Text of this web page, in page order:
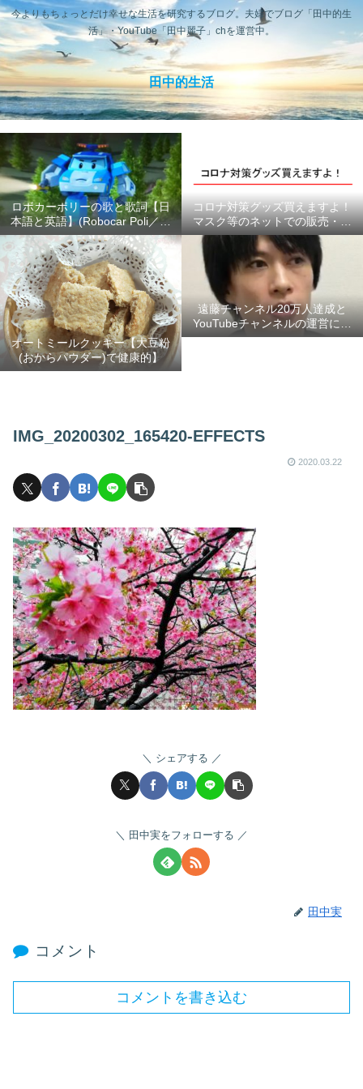
今よりもちょっとだけ幸せな生活を研究するブログ。夫婦でブログ「田中的生
活」・YouTube「田中麗子」chを運営中。
田中的生活
ロボカーポリーの歌と歌詞【日
本語と英語】(Robocar Poli／ロ
ボカーポリス)
コロナ対策グッズ買えますよ！
マスク等のネットでの販売・供
給状況のまとめ #ここにあるよ
ー
オートミールクッキー【大豆粉
(おからパウダー)で健康的】
遠藤チャンネル20万人達成と
YouTubeチャンネルの運営につ
いて【2020年6月】
IMG_20200302_165420-EFFECTS
2020.03.22
シェアする
田中実をフォローする
田中実
コメント
コメントを書き込む